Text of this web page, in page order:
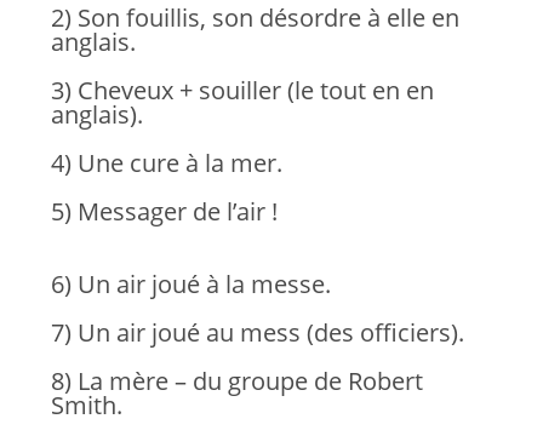
2) Son fouillis, son désordre à elle en
anglais.
3) Cheveux + souiller (le tout en en
anglais).
4) Une cure à la mer.
5) Messager de l’air !
6) Un air joué à la messe.
7) Un air joué au mess (des officiers).
8) La mère – du groupe de Robert
Smith.